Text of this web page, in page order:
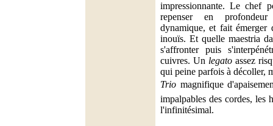
impressionnante. Le chef
repenser en
dynamique, et fait émerger
inouïs. Et quelle maestria
s'affronter puis
cuivres. Un legato assez
qui peine parfois à décoller,
Trio magnifique
impalpables des cordes, les
l'infinitésimal.